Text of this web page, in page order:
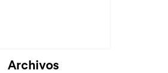
Archivos